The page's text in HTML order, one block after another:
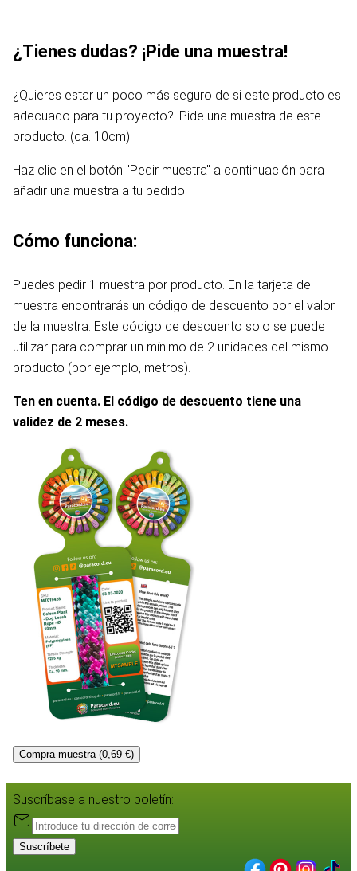
¿Tienes dudas? ¡Pide una muestra!
¿Quieres estar un poco más seguro de si este producto es
adecuado para tu proyecto? ¡Pide una muestra de este
producto. (ca. 10cm)
Haz clic en el botón "Pedir muestra" a continuación para
añadir una muestra a tu pedido.
Cómo funciona:
Puedes pedir 1 muestra por producto. En la tarjeta de
muestra encontrarás un código de descuento por el valor
de la muestra. Este código de descuento solo se puede
utilizar para comprar un mínimo de 2 unidades del mismo
producto (por ejemplo, metros).
Ten en cuenta. El código de descuento tiene una
validez de 2 meses.
Compra muestra (0,69 €)
Suscríbase a nuestro boletín:
Suscríbete